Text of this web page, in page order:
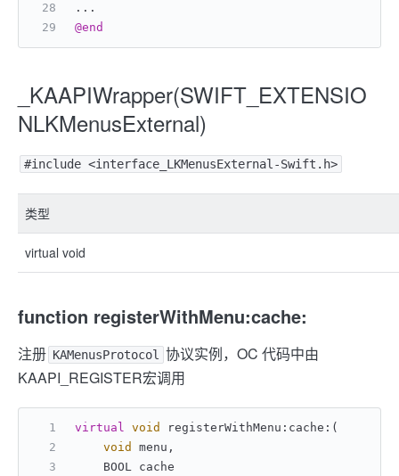
...
@end
_KAAPIWrapper(SWIFT_EXTENSIO
NLKMenusExternal)
#include <interface_LKMenusExternal-Swift.h>
类型
virtual void
function registerWithMenu:cache:
注册 KAMenusProtocol
协议实例，OC 代码中由
KAAPI_REGISTER宏调用
virtual void
registerWithMenu:cache:(
void
menu,
    BOOL cache